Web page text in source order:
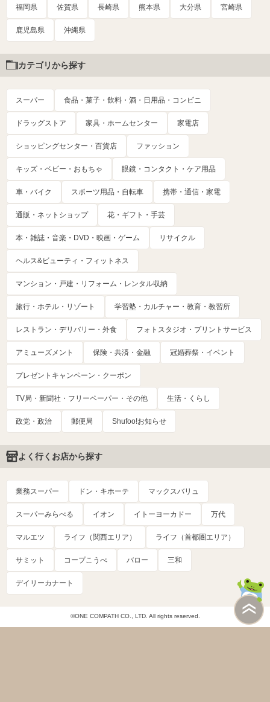
福岡県 佐賀県 長崎県 熊本県 大分県 宮崎県
鹿児島県 沖縄県
カテゴリから探す
スーパー 食品・菓子・飲料・酒・日用品・コンビニ
ドラッグストア 家具・ホームセンター 家電店
ショッピングセンター・百貨店 ファッション
キッズ・ベビー・おもちゃ 眼鏡・コンタクト・ケア用品
車・バイク スポーツ用品・自転車 携帯・通信・家電
通販・ネットショップ 花・ギフト・手芸
本・雑誌・音楽・DVD・映画・ゲーム リサイクル
ヘルス&ビューティ・フィットネス
マンション・戸建・リフォーム・レンタル収納
旅行・ホテル・リゾート 学習塾・カルチャー・教育・教習所
レストラン・デリバリー・外食 フォトスタジオ・プリントサービス
アミューズメント 保険・共済・金融 冠婚葬祭・イベント
プレゼントキャンペーン・クーポン
TV局・新聞社・フリーペーパー・その他 生活・くらし
政党・政治 郵便局 Shufoo!お知らせ
よく行くお店から探す
業務スーパー ドン・キホーテ マックスバリュ
スーパーみらべる イオン イトーヨーカドー 万代
マルエツ ライフ（関西エリア） ライフ（首都圏エリア）
サミット コープこうべ バロー 三和
デイリーカナート
©ONE COMPATH CO., LTD. All rights reserved.